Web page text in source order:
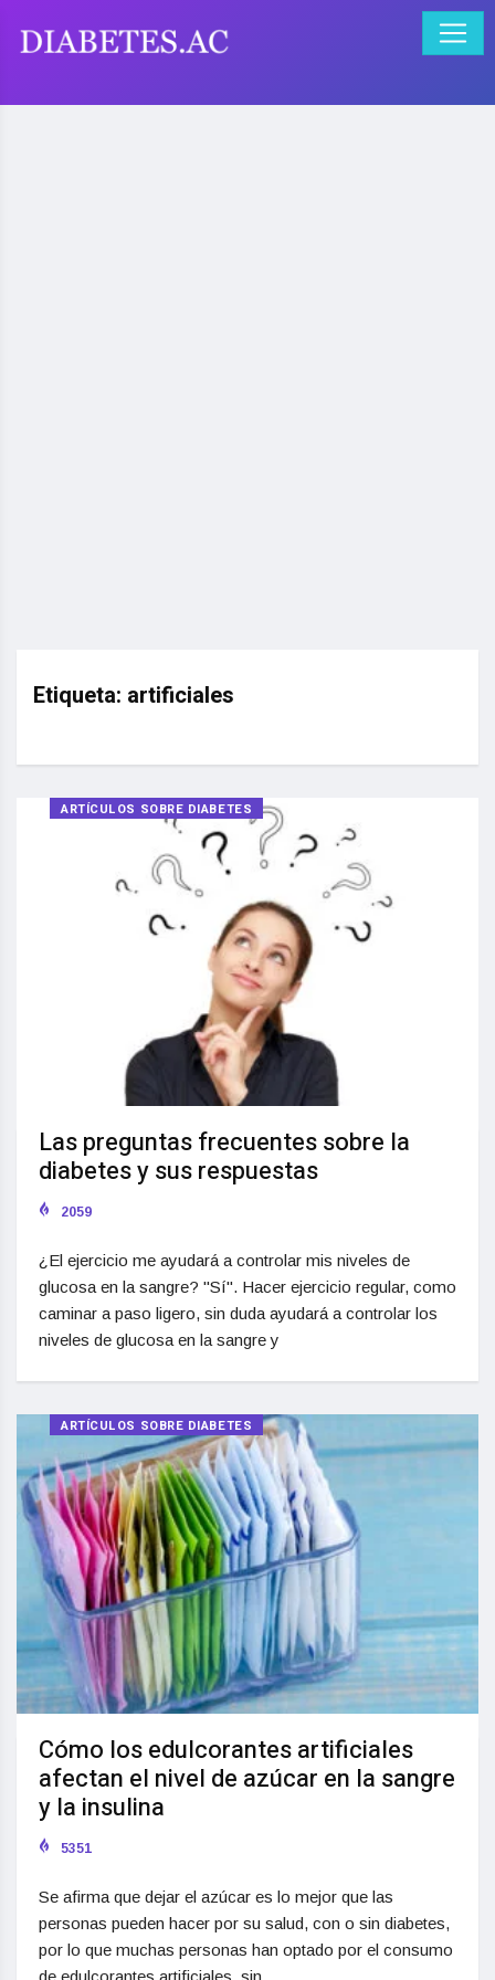
Etiqueta: artificiales
ARTÍCULOS SOBRE DIABETES
Las preguntas frecuentes sobre la
diabetes y sus respuestas
2059
¿El ejercicio me ayudará a controlar mis niveles de
glucosa en la sangre? "Sí". Hacer ejercicio regular, como
caminar a paso ligero, sin duda ayudará a controlar los
niveles de glucosa en la sangre y
ARTÍCULOS SOBRE DIABETES
Cómo los edulcorantes artificiales
afectan el nivel de azúcar en la sangre
y la insulina
5351
Se afirma que dejar el azúcar es lo mejor que las
personas pueden hacer por su salud, con o sin diabetes,
por lo que muchas personas han optado por el consumo